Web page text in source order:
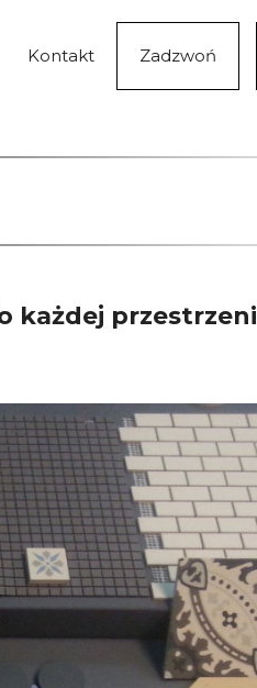
Kontakt Zadzwoń
każdej przestrzeni